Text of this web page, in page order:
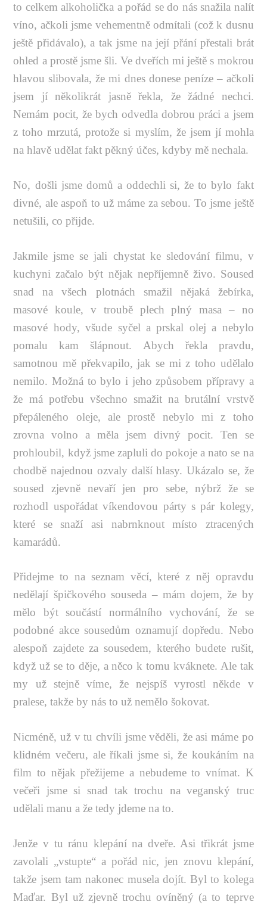
to celkem alkoholička a pořád se do nás snažila nalít
víno, ačkoli jsme vehementně odmítali (což k dusnu
ještě přidávalo), a tak jsme na její přání přestali brát
ohled a prostě jsme šli. Ve dveřích mi ještě s mokrou
hlavou slibovala, že mi dnes donese peníze – ačkoli
jsem jí několikrát jasně řekla, že žádné nechci.
Nemám pocit, že bych odvedla dobrou práci a jsem
z toho mrzutá, protože si myslím, že jsem jí mohla
na hlavě udělat fakt pěkný účes, kdyby mě nechala.
No, došli jsme domů a oddechli si, že to bylo fakt
divné, ale aspoň to už máme za sebou. To jsme ještě
netušili, co přijde.
Jakmile jsme se jali chystat ke sledování filmu, v
kuchyni začalo být nějak nepříjemně živo. Soused
snad na všech plotnách smažil nějaká žebírka,
masové koule, v troubě plech plný masa – no
masové hody, všude syčel a prskal olej a nebylo
pomalu kam šlápnout. Abych řekla pravdu,
samotnou mě překvapilo, jak se mi z toho udělalo
nemilo. Možná to bylo i jeho způsobem přípravy a
že má potřebu všechno smažit na brutální vrstvě
přepáleného oleje, ale prostě nebylo mi z toho
zrovna volno a měla jsem divný pocit. Ten se
prohloubil, když jsme zapluli do pokoje a nato se na
chodbě najednou ozvaly další hlasy. Ukázalo se, že
soused zjevně nevaří jen pro sebe, nýbrž že se
rozhodl uspořádat víkendovou párty s pár kolegy,
které se snaží asi nabrnknout místo ztracených
kamarádů.
Přidejme to na seznam věcí, které z něj opravdu
nedělají špičkového souseda – mám dojem, že by
mělo být součástí normálního vychování, že se
podobné akce sousedům oznamují dopředu. Nebo
alespoň zajdete za sousedem, kterého budete rušit,
když už se to děje, a něco k tomu kváknete. Ale tak
my už stejně víme, že nejspíš vyrostl někde v
pralese, takže by nás to už nemělo šokovat.
Nicméně, už v tu chvíli jsme věděli, že asi máme po
klidném večeru, ale říkali jsme si, že koukáním na
film to nějak přežijeme a nebudeme to vnímat. K
večeři jsme si snad tak trochu na veganský truc
udělali manu a že tedy jdeme na to.
Jenže v tu ránu klepání na dveře. Asi třikrát jsme
zavolali „vstupte“ a pořád nic, jen znovu klepání,
takže jsem tam nakonec musela dojít. Byl to kolega
Maďar. Byl už zjevně trochu ovíněný (a to teprve